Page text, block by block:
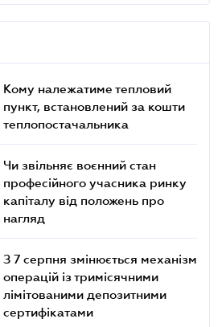
Кому належатиме тепловий
пункт, встановлений за кошти
теплопостачальника
Чи звільняє воєнний стан
професійного учасника ринку
капіталу від положень про
нагляд
З 7 серпня змінюється механізм
операцій із тримісячними
лімітованими депозитними
сертифікатами